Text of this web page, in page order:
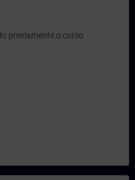
previamente o curso